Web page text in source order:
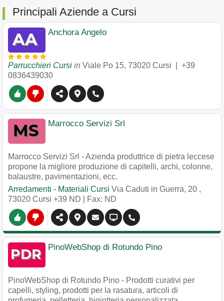
Principali Aziende a Cursi
Anchora Angelo
Parrucchieri Cursi in Viale Po 15, 73020 Cursi
+39
0836439030
Marrocco Servizi Srl
Marrocco Servizi Srl - Azienda produttrice di pietra leccese
propone la migliore produzione di capitelli, archi, colonne,
balaustre, pavimentazioni, ecc.
Arredamenti - Materiali Cursi Via Caduti in Guerra, 20 ,
73020 Cursi +39 ND | Fax: ND
PinoWebShop di Rotundo Pino
PinoWebShop di Rotundo Pino - Prodotti curativi per
capelli, styling, prodotti per la rasatura, articoli di